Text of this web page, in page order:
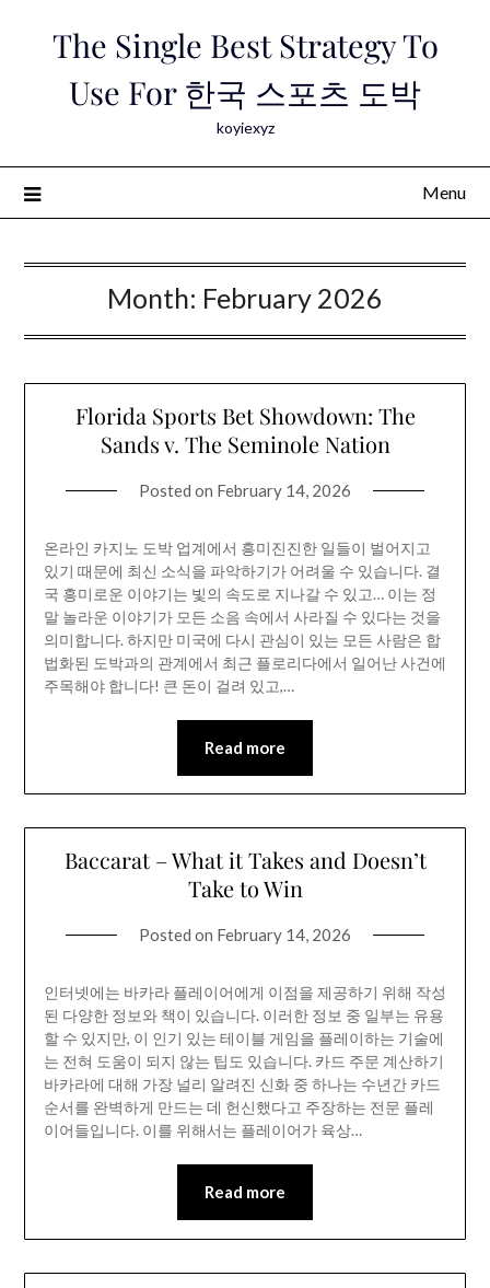
The Single Best Strategy To
Use For 한국 스포츠 도박
koyiexyz
Menu
Month: February 2026
Florida Sports Bet Showdown: The
Sands v. The Seminole Nation
Posted on February 14, 2026
온라인 카지노 도박 업계에서 흥미진진한 일들이 벌어지고
있기 때문에 최신 소식을 파악하기가 어려울 수 있습니다. 결
국 흥미로운 이야기는 빛의 속도로 지나갈 수 있고… 이는 정
말 놀라운 이야기가 모든 소음 속에서 사라질 수 있다는 것을
의미합니다. 하지만 미국에 다시 관심이 있는 모든 사람은 합
법화된 도박과의 관계에서 최근 플로리다에서 일어난 사건에
주목해야 합니다! 큰 돈이 걸려 있고,…
Read more
Baccarat – What it Takes and Doesn’t
Take to Win
Posted on February 14, 2026
인터넷에는 바카라 플레이어에게 이점을 제공하기 위해 작성
된 다양한 정보와 책이 있습니다. 이러한 정보 중 일부는 유용
할 수 있지만, 이 인기 있는 테이블 게임을 플레이하는 기술에
는 전혀 도움이 되지 않는 팁도 있습니다. 카드 주문 계산하기
바카라에 대해 가장 널리 알려진 신화 중 하나는 수년간 카드
순서를 완벽하게 만드는 데 헌신했다고 주장하는 전문 플레
이어들입니다. 이를 위해서는 플레이어가 육상…
Read more